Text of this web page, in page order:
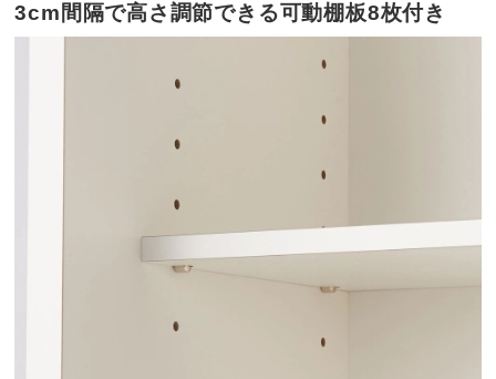
3cm間隔で高さ調節できる可動棚板8枚付き